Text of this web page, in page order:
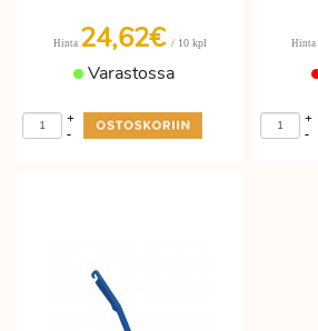
Hinta 24,62€ / 10 kpl
Varastossa
-
+
Hinta
-
+